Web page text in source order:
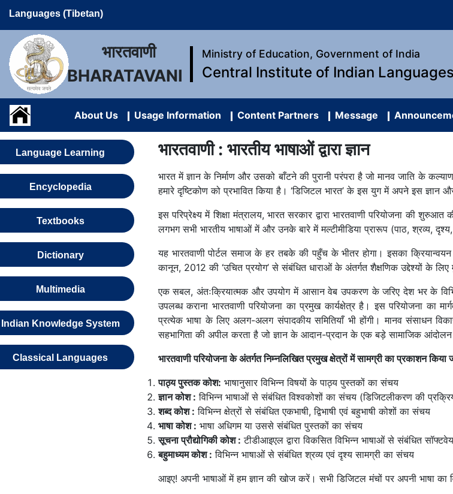
Languages (Tibetan)
भारतवाणी
BHARATAVANI
Ministry of Education, Government of India
Central Institute of Indian
About Us Usage Information Content Partners Message
Language Learning
Encyclopedia
Textbooks
Dictionary
Multimedia
Indian Knowledge System
Classical Languages
भारतवाणी : भारतीय भाषाओं द्वारा ज्ञान
भारत में ज्ञान के निर्माण और उसको बाँटने की पुरानी परंपरा है जो मानव जाति के
हमारे दृष्टिकोण को प्रभावित किया है। ‘डिजिटल भारत’ के इस युग में अपने इस
इस परिप्रेक्ष्य में शिक्षा मंत्रालय, भारत सरकार द्वारा भारतवाणी परियोजना की
लगभग सभी भारतीय भाषाओं में और उनके बारे में मल्टीमीडिया प्रारूप (पाठ, श्रव्य,
यह भारतवाणी पोर्टल समाज के हर तबके की पहुँच के भीतर होगा। इसका क्रियान्वयन
कानून, 2012 की ‘उचित प्रयोग’ से संबंधित धाराओं के अंतर्गत शैक्षणिक उद्देश्यों के लिए
एक सबल, अंतःक्रियात्मक और उपयोग में आसान वेब उपकरण के जरिए देश भर के
उपलब्ध कराना भारतवाणी परियोजना का प्रमुख कार्यक्षेत्र है। इस परियोजना का
प्रत्येक भाषा के लिए अलग-अलग संपादकीय समितियाँ भी होंगी। मानव संसाधन
सहभागिता की अपील करता है जो ज्ञान के आदान-प्रदान के एक बड़े सामाजिक आंदोलन
भारतवाणी परियोजना के अंतर्गत निम्नलिखित प्रमुख क्षेत्रों में सामग्री का प्रकाशन किया
पाठ्य पुस्तक कोश: भाषानुसार विभिन्न विषयों के पाठ्य पुस्तकों का संचय
ज्ञान कोश : विभिन्न भाषाओं से संबंधित विश्वकोशों का संचय (डिजिटलीकरण की
शब्द कोश : विभिन्न क्षेत्रों से संबंधित एकभाषी, द्विभाषी एवं बहुभाषी कोशों का संचय
भाषा कोश : भाषा अधिगम या उससे संबंधित पुस्तकों का संचय
सूचना प्रौद्योगिकी कोश : टीडीआइएल द्वारा विकसित विभिन्न भाषाओं से संबंधित
बहुमाध्यम कोश : विभिन्न भाषाओं से संबंधित श्रव्य एवं दृश्य सामग्री का संचय
आइए! अपनी भाषाओं में हम ज्ञान की खोज करें। सभी डिजिटल मंचों पर अपनी भाषा